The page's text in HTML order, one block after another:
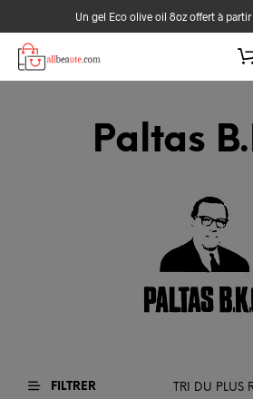
Un gel Eco olive oil 8oz offert à
Paltas
FILTRER